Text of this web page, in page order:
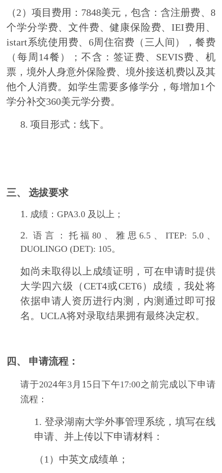
（2）项目费用：7848美元，包含：含注册费、8
个学分学费、文件费、健康保险费、IEI费用、
istart系统使用费、6周住宿费（三人间），餐费
（每周14餐）；不含：签证费、SEVIS费、机
票，境外人身意外保险费、境外接送机费以及其
他个人消费。如学生需要多修学分，每增加1个
学分补交360美元学分费。
8.项目形式：线下。
三、选拔要求
1. 成绩：GPA3.0 及以上；
2.语言：托福80、雅思6.5、ITEP: 5.0、
DUOLINGO (DET): 105。
如尚未取得以上成绩证明，可在申请时提供
大学四六级（CET4或CET6）成绩，我处将
依据申请人资历进行内测，内测通过即可报
名。UCLA将对录取结果拥有最终决定权。
四、 申请流程：
请于2024年3月 15日下午17:00之前完成以下申请
流程：
1. 登录湖南大学外事管理系统，填写在线
申请、并上传以下申请材料：
（1）中英文成绩单；